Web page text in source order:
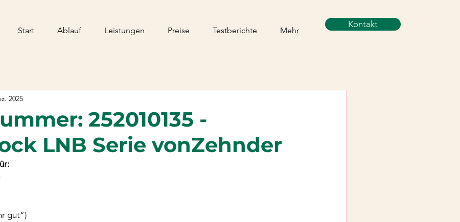
Start Ablauf Leistungen Preise Testberichte Mehr
Kontakt
252010135 -
LNB Serie vonZehnder
2025
gut“)